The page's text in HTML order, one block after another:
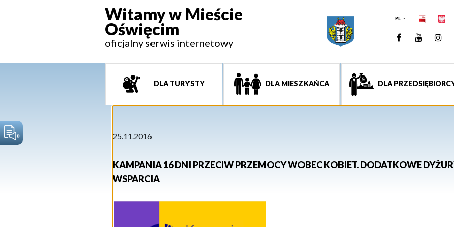
Witamy w Mieście
Oświęcim
oficjalny serwis internetowy
PL
Facebook
DLA TURYSTY DLA MIESZKAŃCA DLA
25.11.2016
KAMPANIA 16 DNI PRZECIW PRZEMOCY WOBEC KOBIET. DODATKOWE
WSPARCIA